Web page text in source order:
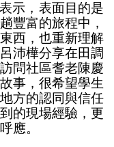
示，表面目的是
豐富的旅程中，
西，也重新理解
沛樺分享在田調
問社區耆老陳慶
事，很希望學生
方的認同與信任
的現場經驗，更
應。